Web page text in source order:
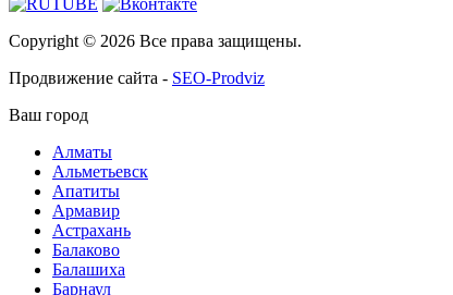
Copyright © 2026 Все права защищены.
Продвижение сайта - SEO-Prodviz
Ваш город
Алматы
Альметьевск
Апатиты
Армавир
Астрахань
Балаково
Балашиха
Барнаул